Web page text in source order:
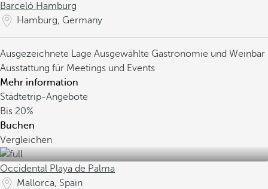
Barceló Hamburg
Hamburg, Germany
Ausgezeichnete Lage Ausgewählte Gastronomie und Weinbar
Ausstattung für Meetings und Events
Mehr information
Städtetrip-Angebote
Bis 20%
Buchen
Vergleichen
Occidental Playa de Palma
Mallorca, Spain